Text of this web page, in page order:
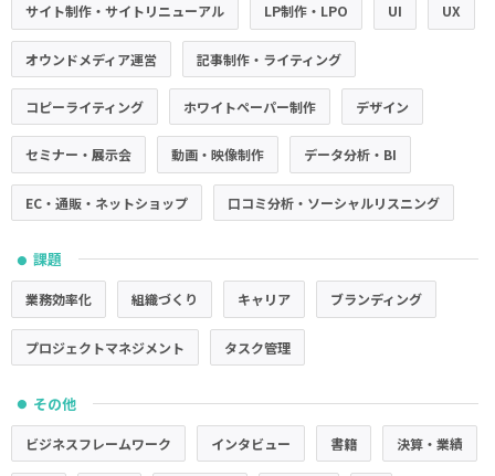
サイト制作・サイトリニューアル LP制作・LPO UI UX
オウンドメディア運営 記事制作・ライティング
コピーライティング ホワイトペーパー制作 デザイン
セミナー・展示会 動画・映像制作 データ分析・BI
EC・通販・ネットショップ 口コミ分析・ソーシャルリスニング
● 課題
業務効率化 組織づくり キャリア ブランディング
プロジェクトマネジメント タスク管理
● その他
ビジネスフレームワーク インタビュー 書籍 決算・業績